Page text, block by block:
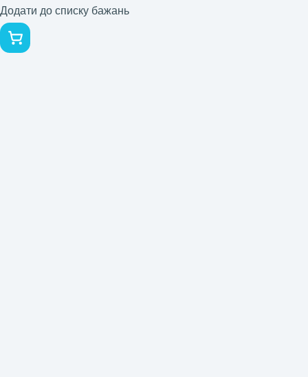
Додати до списку бажань